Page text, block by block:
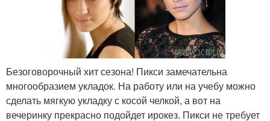
Безоговорочный хит сезона! Пикси замечательна
многообразием укладок. На работу или на учебу можно
сделать мягкую укладку с косой челкой, а вот на
вечеринку прекрасно подойдет ирокез. Пикси не требует